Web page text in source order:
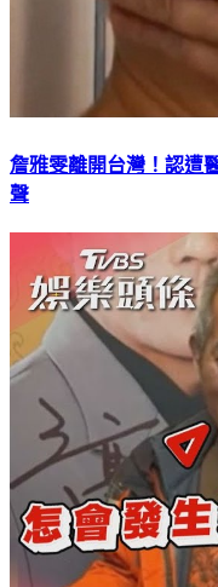
詹雅雯離開台灣！認遭
聲